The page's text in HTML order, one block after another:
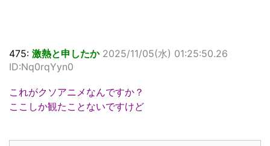
475: 激熱と申したか 2025/11/05(水) 01:25:50.26
ID:Nq0rqYyn0
これがクソアニメなんですか？
ここしか観たことないですけど